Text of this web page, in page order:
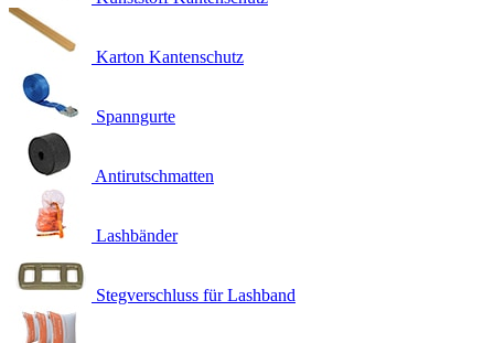
Karton Kantenschutz
Spanngurte
Antirutschmatten
Lashbänder
Stegverschluss für Lashband